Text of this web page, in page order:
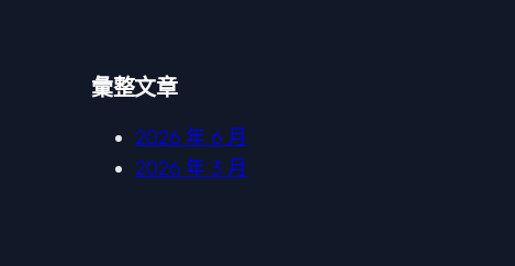
彙整文章
2026 年 6 月
2026 年 3 月